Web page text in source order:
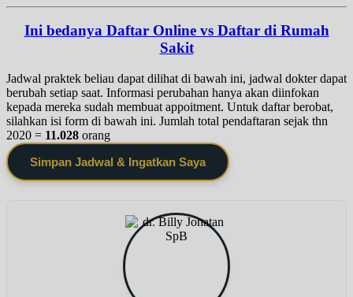
Ini bedanya Daftar Online vs Daftar di Rumah
Sakit
Jadwal praktek beliau dapat dilihat di bawah ini, jadwal dokter dapat
berubah setiap saat. Informasi perubahan hanya akan diinfokan
kepada mereka sudah membuat appoitment. Untuk daftar berobat,
silahkan isi form di bawah ini. Jumlah total pendaftaran sejak thn
2020 = 11.028 orang
Simpan Jadwal & Ingatkan Saya